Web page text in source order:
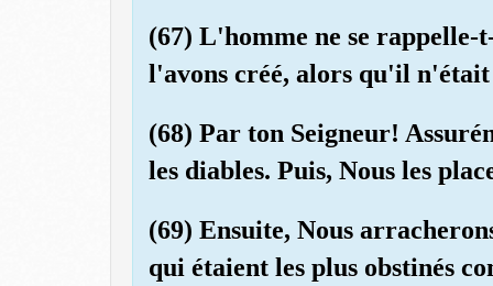
(67) L'homme ne se rappelle-
l'avons créé, alors qu'il
(68) Par ton Seigneur!
les diables. Puis, Nous les
(69) Ensuite, Nous
qui étaient les plus obstinés